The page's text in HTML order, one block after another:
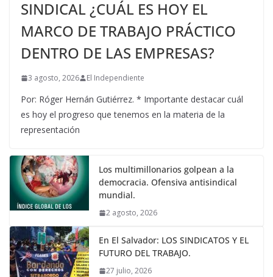
SINDICAL ¿CUÁL ES HOY EL
MARCO DE TRABAJO PRÁCTICO
DENTRO DE LAS EMPRESAS?
3 agosto, 2026 El Independiente
Por: Róger Hernán Gutiérrez. * Importante destacar cuál
es hoy el progreso que tenemos en la materia de la
representación
Los multimillonarios golpean a la
democracia. Ofensiva antisindical
mundial.
2 agosto, 2026
En El Salvador: LOS SINDICATOS Y EL
FUTURO DEL TRABAJO.
27 julio, 2026